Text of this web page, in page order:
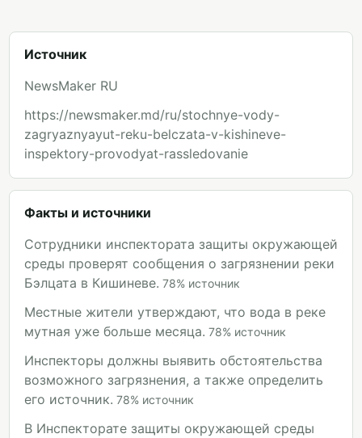
Источник
NewsMaker RU
https://newsmaker.md/ru/stochnye-vody-
zagryaznyayut-reku-belczata-v-kishineve-
inspektory-provodyat-rassledovanie
Факты и источники
Сотрудники инспектората защиты окружающей
среды проверят сообщения о загрязнении реки
Бэлцата в Кишиневе. 78% источник
Местные жители утверждают, что вода в реке
мутная уже больше месяца. 78% источник
Инспекторы должны выявить обстоятельства
возможного загрязнения, а также определить
его источник. 78% источник
В Инспекторате защиты окружающей среды